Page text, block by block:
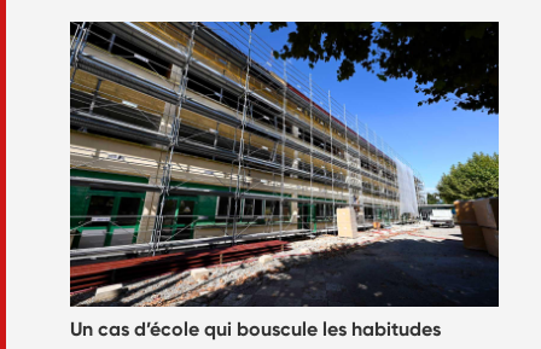
Un cas d’école qui bouscule les habitudes